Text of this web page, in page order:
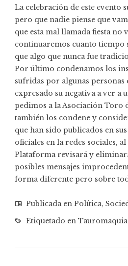
La celebración de este evento
pero que nadie piense que
que esta mal llamada fiesta no
continuaremos cuanto tiempo
que algo que nunca fue
Por último condenamos los
sufridas por algunas personas
expresado su negativa a ver a
pedimos a la Asociación Toro
también los condene y
que han sido publicados en
oficiales en la redes sociales,
Plataforma revisará y
posibles mensajes
forma diferente pero sobre
Publicada en Política,
Etiquetado en Tauromaquia